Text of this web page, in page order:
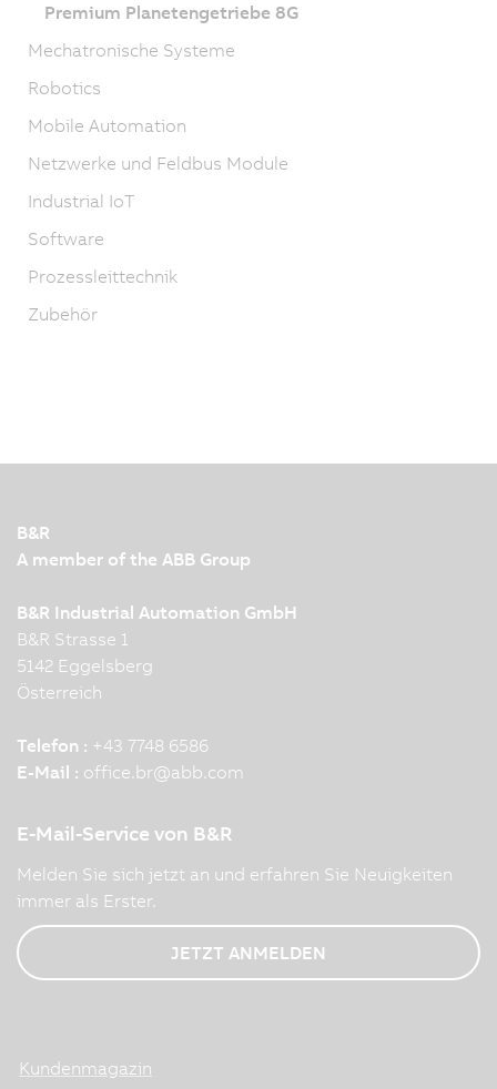
Premium Planetengetriebe 8G
Mechatronische Systeme
Robotics
Mobile Automation
Netzwerke und Feldbus Module
Industrial IoT
Software
Prozessleittechnik
Zubehör
B&R
A member of the ABB Group
B&R Industrial Automation GmbH
B&R Strasse 1
5142 Eggelsberg
Österreich
Telefon : +43 7748 6586
E-Mail : office.br@abb.com
E-Mail-Service von B&R
Melden Sie sich jetzt an und erfahren Sie Neuigkeiten
immer als Erster.
JETZT ANMELDEN
Kundenmagazin